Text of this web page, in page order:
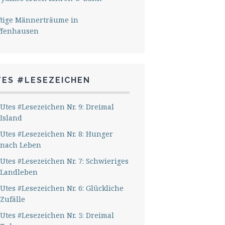
Männerträume in
#LESEZEICHEN
Utes #Lesezeichen Nr. 9: Dreimal
Island
Utes #Lesezeichen Nr. 8: Hunger
nach Leben
Utes #Lesezeichen Nr. 7: Schwieriges
Landleben
Utes #Lesezeichen Nr. 6: Glückliche
Zufälle
Utes #Lesezeichen Nr. 5: Dreimal